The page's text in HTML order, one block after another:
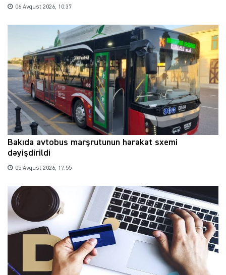
06 Avqust 2026, 10:37
Bakıda avtobus marşrutunun hərəkət sxemi
dəyişdirildi
05 Avqust 2026, 17:55